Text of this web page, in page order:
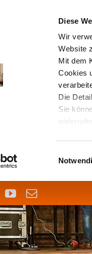
Diese
Wir
Website
Mit dem
Cookies
Die
Sie
YouTube
E-
Mail